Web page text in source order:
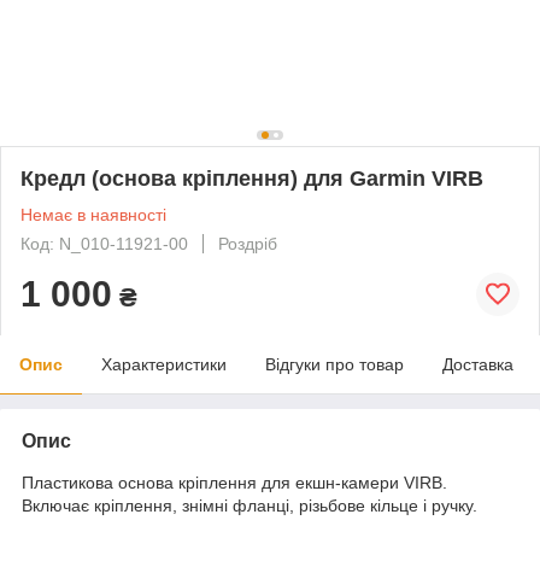
Кредл (основа кріплення) для Garmin VIRB
Немає в наявності
Код: N_010-11921-00
Роздріб
1 000 ₴
Опис Характеристики Відгуки про товар Доставка
Опис
Пластикова основа кріплення для екшн-камери VIRB.
Включає кріплення, знімні фланці, різьбове кільце і ручку.